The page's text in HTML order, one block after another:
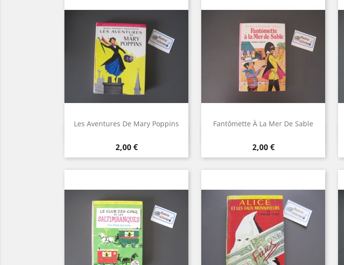
Les Aventures De Mary Poppins
Prix
2,00 €
Fantômette À La Mer De Sable
Prix
2,00 €